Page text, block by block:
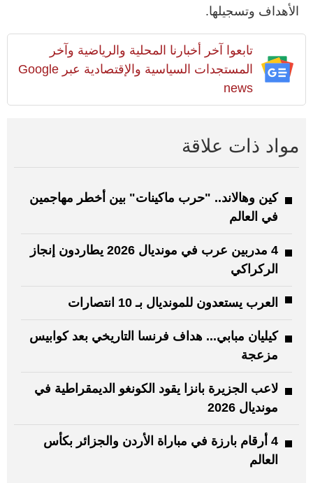
الأهداف وتسجيلها.
تابعوا آخر أخبارنا المحلية والرياضية وآخر
المستجدات السياسية والإقتصادية عبر Google
news
مواد ذات علاقة
كين وهالاند.. "حرب ماكينات" بين أخطر مهاجمين
في العالم
4 مدربين عرب في مونديال 2026 يطاردون إنجاز
الركراكي
العرب يستعدون للمونديال بـ 10 انتصارات
كيليان مبابي... هداف فرنسا التاريخي بعد كوابيس
مزعجة
لاعب الجزيرة بانزا يقود الكونغو الديمقراطية في
مونديال 2026
4 أرقام بارزة في مباراة الأردن والجزائر بكأس
العالم